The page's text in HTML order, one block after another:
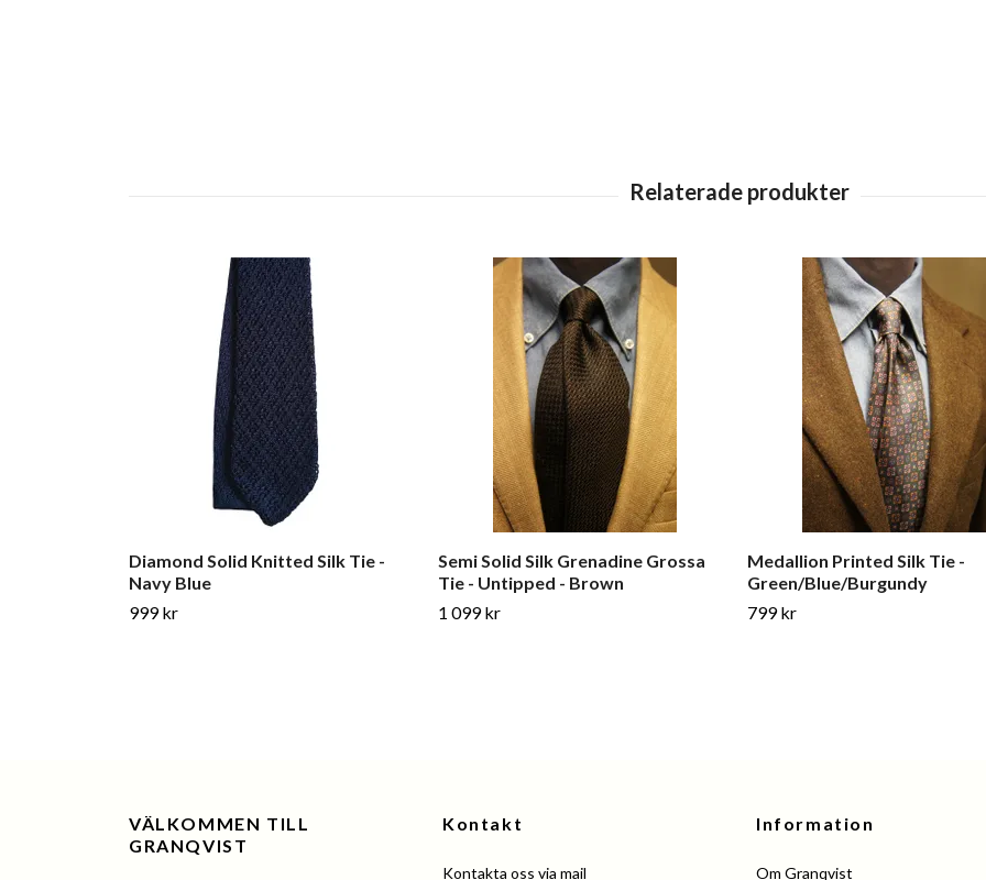
Diamond Solid Knitted Silk Tie -
Navy Blue
999 kr
Semi Solid Silk Grenadine Grossa
Tie - Untipped - Brown
1 099 kr
Medallion Printed Silk Tie -
Green/Blue/Burgundy
799 kr
VÄLKOMMEN TILL
GRANQVIST
Kontakt
Kontakta oss via mail
Information
Om Granqvist